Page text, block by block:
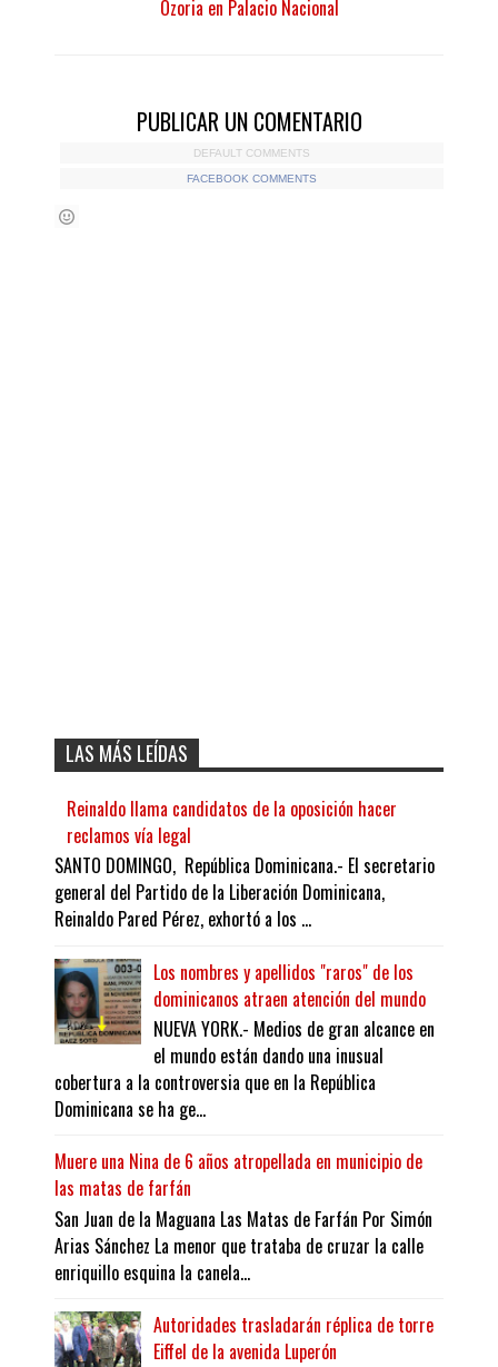
Ozoria en Palacio Nacional
PUBLICAR UN COMENTARIO
DEFAULT COMMENTS
FACEBOOK COMMENTS
LAS MÁS LEÍDAS
Reinaldo llama candidatos de la oposición hacer
reclamos vía legal
SANTO DOMINGO, República Dominicana.- El secretario
general del Partido de la Liberación Dominicana,
Reinaldo Pared Pérez, exhortó a los ...
Los nombres y apellidos "raros" de los
dominicanos atraen atención del mundo
NUEVA YORK.- Medios de gran alcance en
el mundo están dando una inusual
cobertura a la controversia que en la República
Dominicana se ha ge...
Muere una Nina de 6 años atropellada en municipio de
las matas de farfán
San Juan de la Maguana Las Matas de Farfán Por Simón
Arias Sánchez La menor que trataba de cruzar la calle
enriquillo esquina la canela...
Autoridades trasladarán réplica de torre
Eiffel de la avenida Luperón